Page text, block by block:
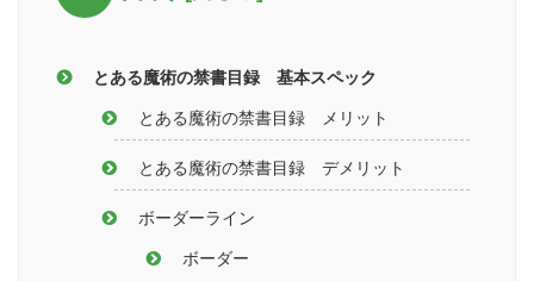
とある魔術の禁書目録 基本スペック
とある魔術の禁書目録 メリット
とある魔術の禁書目録 デメリット
ボーダーライン
ボーダー